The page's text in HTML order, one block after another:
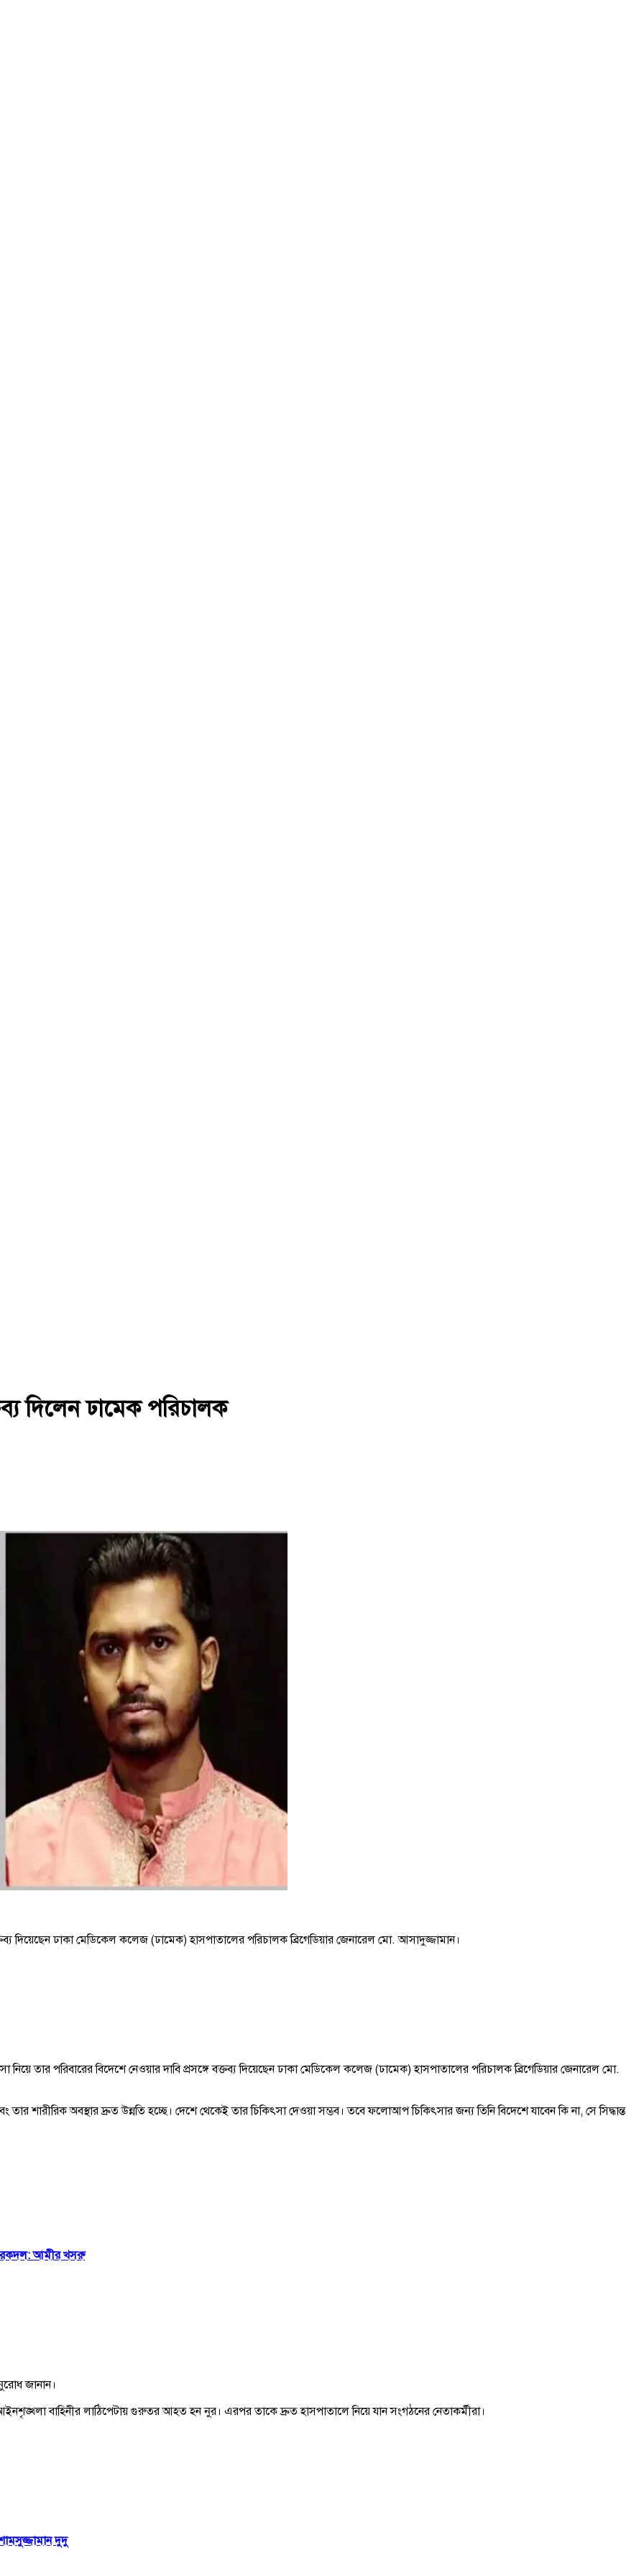
দিলেন ঢামেক পরিচালক
দিয়েছেন ঢাকা মেডিকেল কলেজ (ঢামেক) হাসপাতালের পরিচালক ব্রিগেডিয়ার জেনারেল মো. আসাদুজ্জামান।
তার পরিবারের বিদেশে নেওয়ার দাবি প্রসঙ্গে বক্তব্য দিয়েছেন ঢাকা মেডিকেল কলেজ (ঢামেক) হাসপাতালের পরিচালক ব্রিগেডিয়ার জেনারেল মো.
শারীরিক অবস্থার দ্রুত উন্নতি হচ্ছে। দেশে থেকেই তার চিকিৎসা দেওয়া সম্ভব। তবে ফলোআপ চিকিৎসার জন্য তিনি বিদেশে যাবেন কি না, সে সিদ্ধান্ত
আমীর খসরু
জানান।
বাহিনীর লাঠিপেটায় গুরুতর আহত হন নুর। এরপর তাকে দ্রুত হাসপাতালে নিয়ে যান সংগঠনের নেতাকর্মীরা।
দুদু